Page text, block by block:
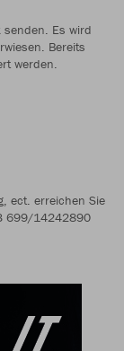
Es wird
Bereits
werden.
ect. erreichen Sie
699/14242890